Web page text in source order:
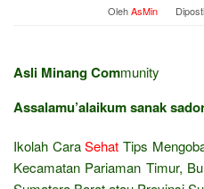
OlehAsMin
Asli Minang Community
Assalamu’alaikum sanak
Ikolah CaraSehat Tips
Kecamatan Pariaman Timur,